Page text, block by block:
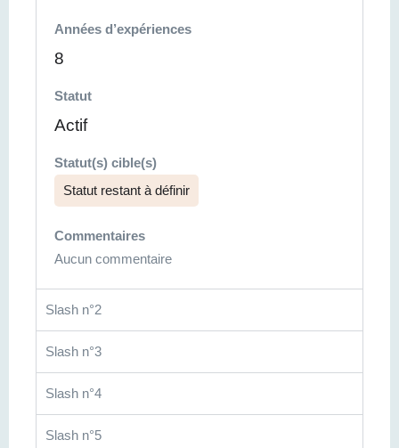
Années d’expériences
8
Statut
Actif
Statut(s) cible(s)
Statut restant à définir
Commentaires
Aucun commentaire
Slash n°2
Slash n°3
Slash n°4
Slash n°5